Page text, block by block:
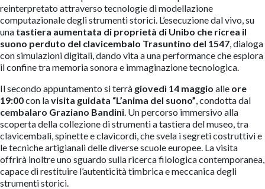
reinterpretato attraverso tecnologie di modellazione
computazionale degli strumenti storici. L’esecuzione dal vivo, su
una tastiera aumentata di proprietà di Unibo che ricrea il
suono perduto del clavicembalo Trasuntino del 1547, dialoga
con simulazioni digitali, dando vita a una performance che esplora
il confine tra memoria sonora e immaginazione tecnologica.
Il secondo appuntamento si terrà giovedì 14 maggio alle ore
19:00con lavisita guidata “L’anima del suono”, condotta dal
cembalaro Graziano Bandini. Un percorso immersivo alla
scoperta della collezione di strumenti a tastiera del museo, tra
clavicembali, spinette e clavicordi, che svela i segreti costruttivi e
le tecniche artigianali delle diverse scuole europee. La visita
offrirà inoltre uno sguardo sulla ricerca filologica contemporanea,
capace di restituire l’autenticità timbrica e meccanica degli
strumenti storici.